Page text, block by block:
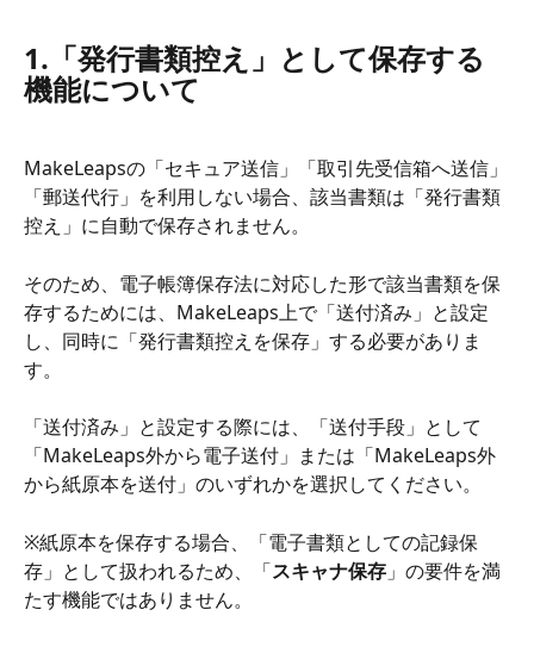
1.「発行書類控え」として保存する
機能について
MakeLeapsの「セキュア送信」「取引先受信箱へ送信」
「郵送代行」を利用しない場合、該当書類は「発行書類
控え」に自動で保存されません。
そのため、電子帳簿保存法に対応した形で該当書類を保
存するためには、MakeLeaps上で「送付済み」と設定
し、同時に「発行書類控えを保存」する必要がありま
す。
「送付済み」と設定する際には、「送付手段」として
「MakeLeaps外から電子送付」または「MakeLeaps外
から紙原本を送付」のいずれかを選択してください。
※紙原本を保存する場合、「電子書類としての記録保
存」として扱われるため、「スキャナ保存 」の要件を満
たす機能ではありません。